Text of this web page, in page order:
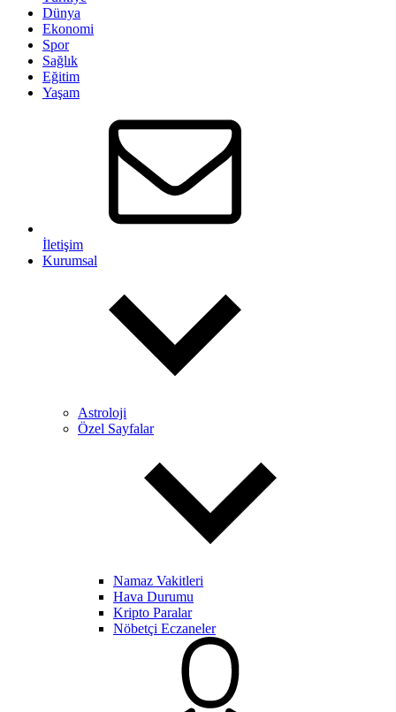
Dünya
Ekonomi
Spor
Sağlık
Eğitim
Yaşam
İletişim
Kurumsal
Astroloji
Özel Sayfalar
Namaz Vakitleri
Hava Durumu
Kripto Paralar
Nöbetçi Eczaneler